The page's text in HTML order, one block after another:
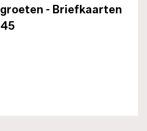
- Briefkaarten